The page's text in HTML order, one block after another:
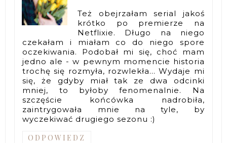
Też obejrzałam serial jakoś
krótko po premierze na
Netflixie. Długo na niego
czekałam i miałam co do niego spore
oczekiwania. Podobał mi się, choć mam
jedno ale - w pewnym momencie historia
trochę się rozmyła, rozwlekła... Wydaje mi
się, że gdyby miał tak ze dwa odcinki
mniej, to byłoby fenomenalnie. Na
szczęście końcówka nadrobiła,
zaintrygowała mnie na tyle, by
wyczekiwać drugiego sezonu :)
ODPOWIEDZ